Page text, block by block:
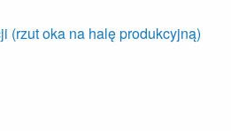
(rzut oka na halę produkcyjną)